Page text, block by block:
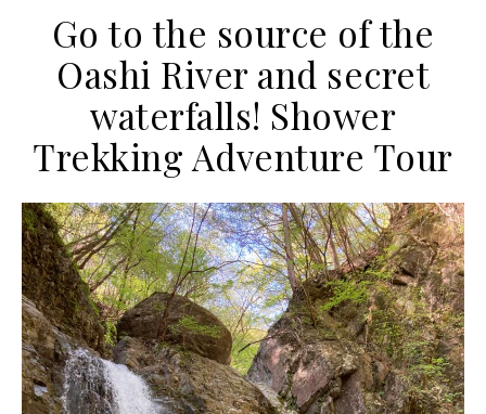
Go to the source of the
Oashi River and secret
waterfalls! Shower
Trekking Adventure Tour